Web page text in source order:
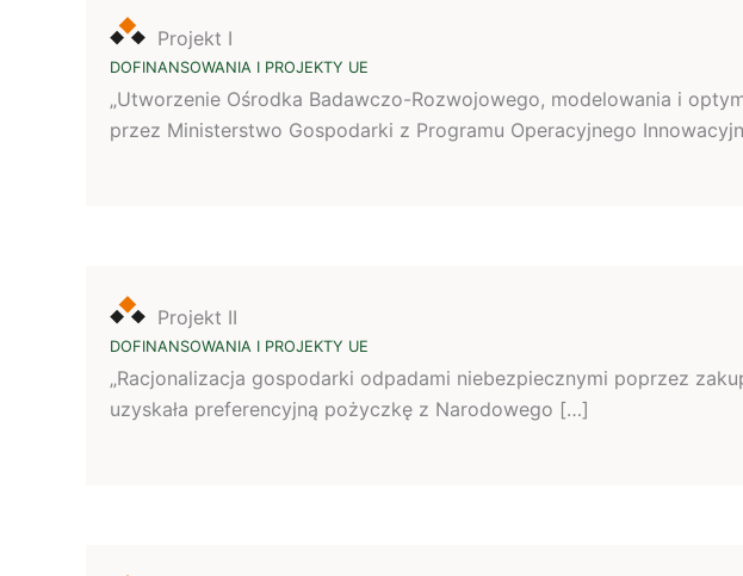
Projekt I
DOFINANSOWANIA I PROJEKTY UE
„Utworzenie Ośrodka Badawczo-Rozwojowego, modelowania i
przez Ministerstwo Gospodarki z Programu Operacyjnego
Projekt II
DOFINANSOWANIA I PROJEKTY UE
„Racjonalizacja gospodarki odpadami niebezpiecznymi poprzez
uzyskała preferencyjną pożyczkę z Narodowego […]